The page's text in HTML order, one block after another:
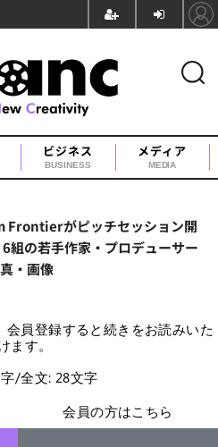
ビジネス
BUSINESS
メディア
MEDIA
Frontierがピッチセッション開
組の若手作家・プロデューサー
・画像
会員登録すると続きをお読みいた
ます。
/全文: 28文字
会員の方はこちら